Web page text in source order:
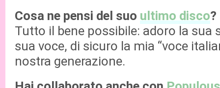
Cosa ne pensi del suo ultimo disco?
Tutto il bene possibile: adoro la sua
sua voce, di sicuro la mia “voce
nostra generazione.